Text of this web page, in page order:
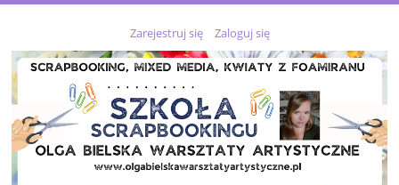
Zarejestruj się Zaloguj się